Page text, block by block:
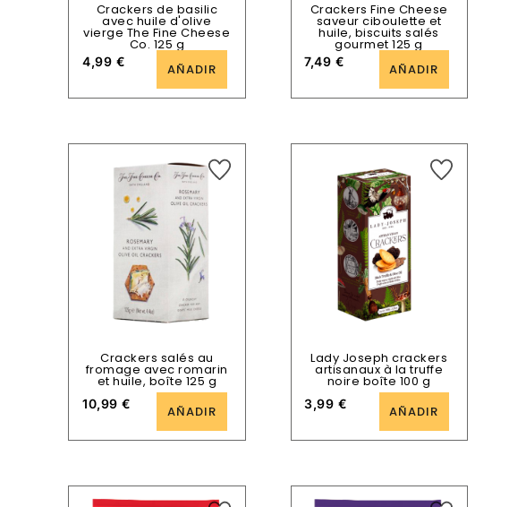
Crackers de basilic
avec huile d'olive
vierge The Fine Cheese
Co. 125 g
4,99 € AÑADIR
Crackers Fine Cheese
saveur ciboulette et
huile, biscuits salés
gourmet 125 g
7,49 € AÑADIR
Crackers salés au
fromage avec romarin
et huile, boîte 125 g
10,99€ AÑADIR
Lady Joseph crackers
artisanaux à la truffe
noire boîte 100 g
3,99 € AÑADIR